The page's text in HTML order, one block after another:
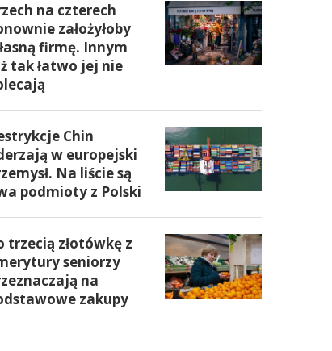
na czterech
założyłoby
firmę. Innym
tak łatwo jej nie
Chin
w europejski
Na liście są
podmioty z Polski
trzecią złotówkę z
seniorzy
na
zakupy